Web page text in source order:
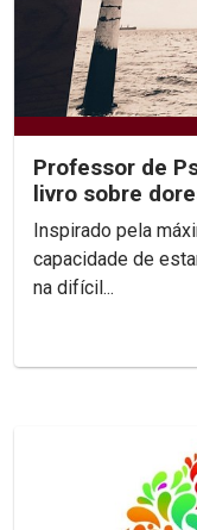
Professor de
livro sobre
difíceis...
Inspirado pela
capacidade de
na difícil...